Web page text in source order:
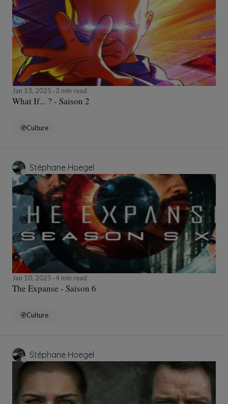
Jan 13, 2025 2 min read
What If... ? - Saison 2
Culture
Stéphane Hoegel
Jan 10, 2025 4 min read
The Expanse - Saison 6
Culture
Stéphane Hoegel